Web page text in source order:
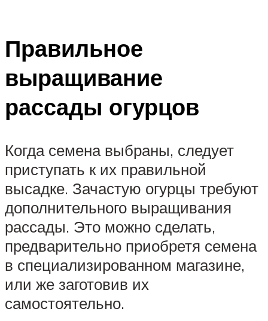
Правильное
выращивание
рассады огурцов
Когда семена выбраны, следует
приступать к их правильной
высадке. Зачастую огурцы требуют
дополнительного выращивания
рассады. Это можно сделать,
предварительно приобретя семена
в специализированном магазине,
или же заготовив их
самостоятельно.